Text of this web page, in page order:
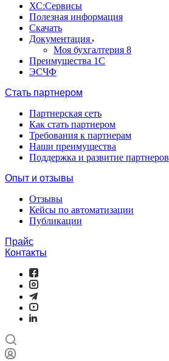
ХС:Сервисы
Полезная информация
Скачать
Документация
Моя бухгалтерия 8
Преимущества 1С
ЭСЧФ
Стать партнером
Партнерская сеть
Как стать партнером
Требования к партнерам
Наши преимущества
Поддержка и развитие партнеров
Опыт и отзывы
Отзывы
Кейсы по автоматизации
Публикации
Прайс
Контакты